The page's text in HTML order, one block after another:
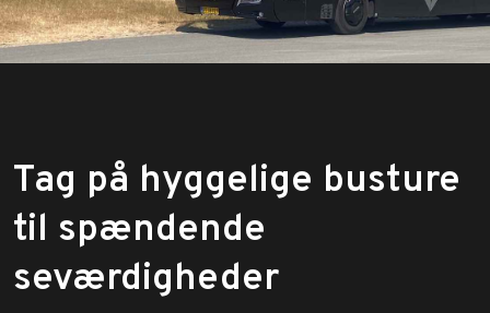
Tag på hyggelige busture
til spændende
seværdigheder